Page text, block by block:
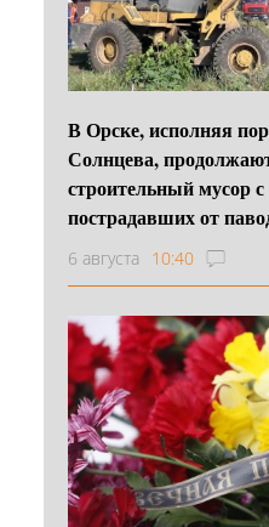
В Орске, исполняя
Солнцева,
строительный мусор
пострадавших от
6 августа 10:40